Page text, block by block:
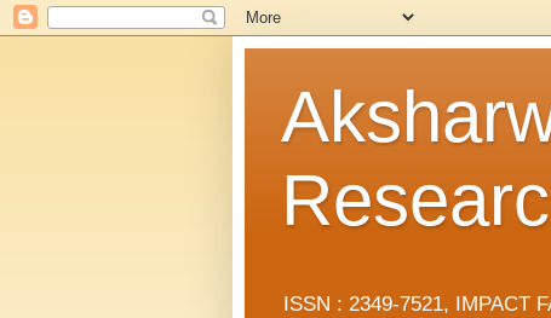
ISSN : 2349-7521, IMPACT